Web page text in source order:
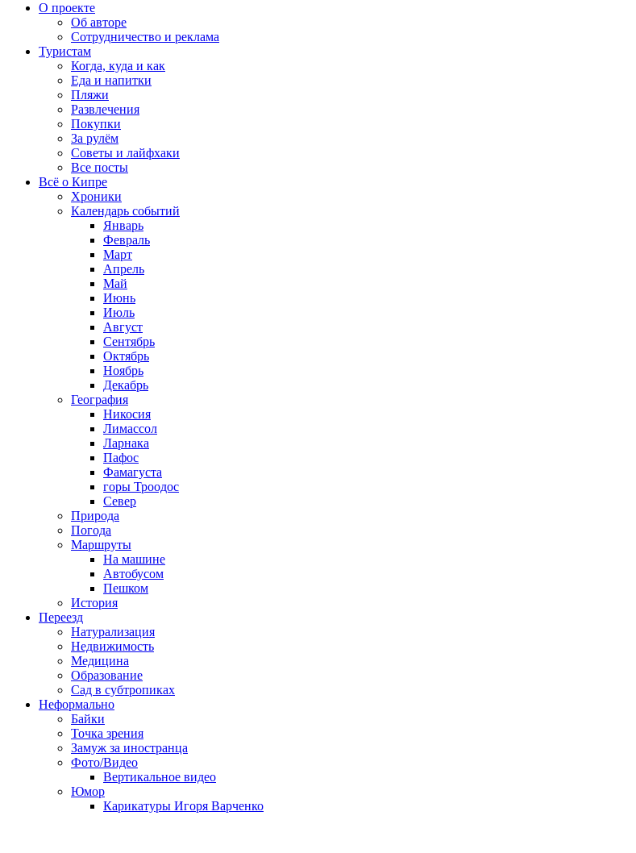
О проекте
Об авторе
Сотрудничество и реклама
Туристам
Когда, куда и как
Еда и напитки
Пляжи
Развлечения
Покупки
За рулём
Советы и лайфхаки
Все посты
Всё о Кипре
Хроники
Календарь событий
Январь
Февраль
Март
Апрель
Май
Июнь
Июль
Август
Сентябрь
Октябрь
Ноябрь
Декабрь
География
Никосия
Лимассол
Ларнака
Пафос
Фамагуста
горы Троодос
Север
Природа
Погода
Маршруты
На машине
Автобусом
Пешком
История
Переезд
Натурализация
Недвижимость
Медицина
Образование
Сад в субтропиках
Неформально
Байки
Точка зрения
Замуж за иностранца
Фото/Видео
Вертикальное видео
Юмор
Карикатуры Игоря Варченко